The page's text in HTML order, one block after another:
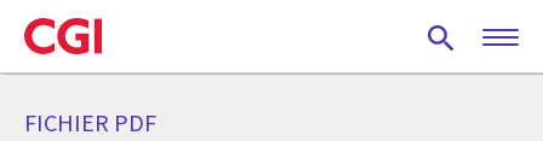
Skip
to
main
FICHIER PDF